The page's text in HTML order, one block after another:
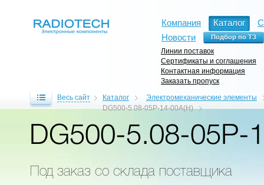
Компания Каталог
Новости
Линии поставок
Сертификаты и соглашения
Контактная информация
Заказать пропуск
Весь сайт Каталог
Электромеханические элементы
DG500-5.08-05P-14-00A(H)
DG500-5.08-05P-
Под заказ со склада поставщика